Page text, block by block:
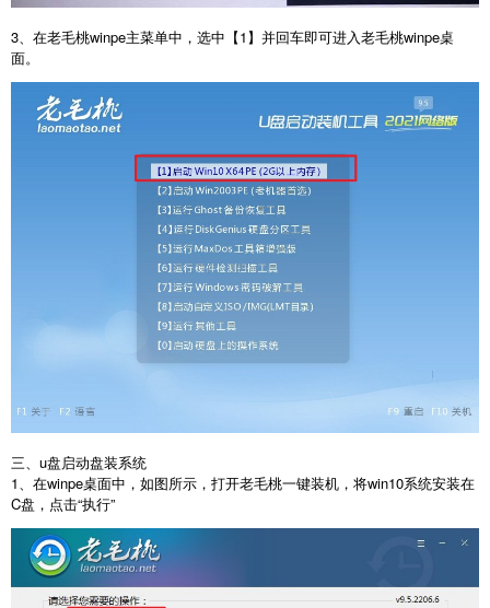
3、在老毛桃winpe主菜单中，选中【1】并回车即可进入老毛桃winpe桌
面。
三、u盘启动盘装系统
1、在winpe桌面中，如图所示，打开老毛桃一键装机，将win10系统安装在
C盘，点击“执行”